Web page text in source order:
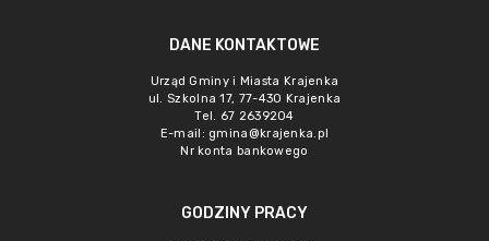
DANE KONTAKTOWE
Urząd Gminy i Miasta Krajenka
ul. Szkolna 17, 77-430 Krajenka
Tel. 67 2639204
E-mail: gmina@krajenka.pl
Nr konta bankowego
GODZINY PRACY